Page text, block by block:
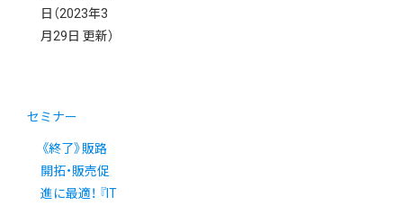
日 （2023年3
月29日 更新）
セミナー
《終了》販路
開拓・販売促
進に最適！ 『IT